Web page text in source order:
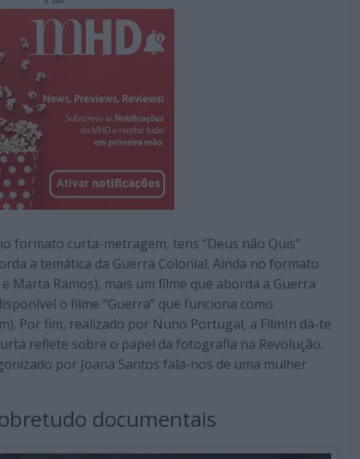
formato curta-metragem, tens “Deus não Quis”
a temática da Guerra Colonial. Ainda no formato
Marta Ramos), mais um filme que aborda a Guerra
o filme “Guerra” que funciona como
Por fim, realizado por Nuno Portugal, a FilmIn dá-te
reflete sobre o papel da fotografia na Revolução.
por Joana Santos fala-nos de uma mulher
documentais